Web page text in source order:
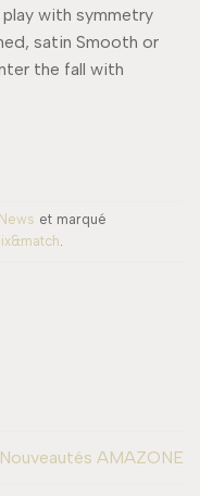
with symmetry
satin Smooth or
the fall with
News et marqué
.
Nouveautés AMAZONE